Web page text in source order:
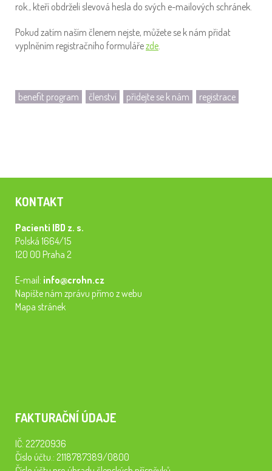
rok., kteří obdrželi slevová hesla do svých e-mailových schránek.
Pokud zatím naším členem nejste, můžete se k nám přidat
vyplněním registračního formulářezde.
benefit program členství přidejte se k nám registrace
KONTAKT
Pacienti IBD z. s.
Polská 1664/15
120 00 Praha 2
E-mail: info@crohn.cz
Napište nám zprávu přímo z webu
Mapa stránek
FAKTURAČNÍ ÚDAJE
IČ: 22720936
Číslo účtu.: 2118787389/0800